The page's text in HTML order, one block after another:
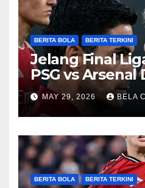
BERITA BOLA BERITA TERKINI
Jelang Final
PSG vs
Sengit
MAY 29, 2026 BELA
BERITA BOLA BERITA TERKINI